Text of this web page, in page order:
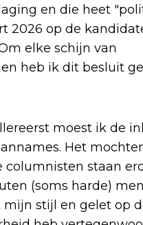
en die heet
2026 op de
elke schijn van
heb ik dit besluit
moest ik de
Het
staan
(soms harde)
stijl en gelet op